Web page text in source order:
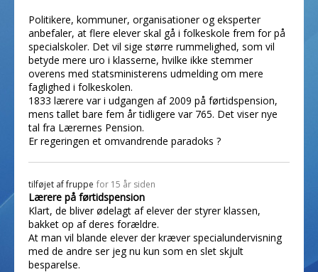
Politikere, kommuner, organisationer og eksperter
anbefaler, at flere elever skal gå i folkeskole frem for på
specialskoler. Det vil sige større rummelighed, som vil
betyde mere uro i klasserne, hvilke ikke stemmer
overens med statsministerens udmelding om mere
faglighed i folkeskolen.
1833 lærere var i udgangen af 2009 på førtidspension,
mens tallet bare fem år tidligere var 765. Det viser nye
tal fra Lærernes Pension.
Er regeringen et omvandrende paradoks ?
tilføjet affruppe for 15 år siden
Lærere på førtidspension
Klart, de bliver ødelagt af elever der styrer klassen,
bakket op af deres forældre.
At man vil blande elever der kræver specialundervisning
med de andre ser jeg nu kun som en slet skjult
besparelse.